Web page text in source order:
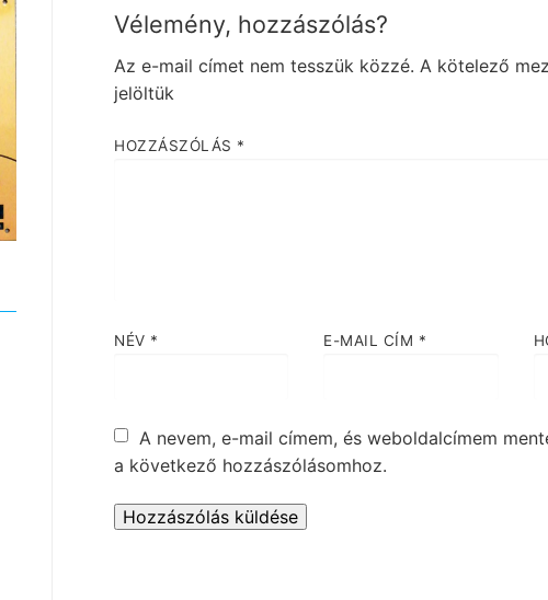
Vélemény, hozzászólás?
Az e-mail címet nem tesszük közzé. A kötelező
jelöltük
HOZZÁSZÓLÁS *
NÉV * E-MAIL CÍM *
A nevem, e-mail címem, és weboldalcímem
a következő hozzászólásomhoz.